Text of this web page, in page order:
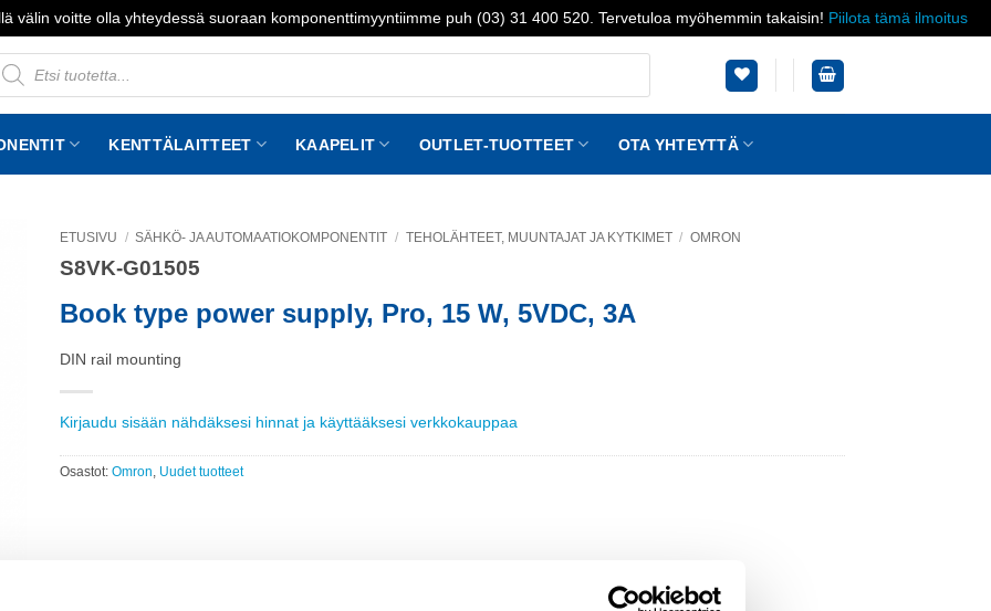
välin voitte olla yhteydessä suoraan komponenttimyyntiimme puh (03) 31 400 520. Tervetuloa myöhemmin takaisin! Piilota tämä ilmoitus
KENTTÄLAITTEET KAAPELIT OUTLET-TUOTTEET OTA YHTEYTTÄ
ETUSIVU / SÄHKÖ- JA AUTOMAATIOKOMPONENTIT / TEHOLÄHTEET, MUUNTAJAT JA KYTKIMET / OMRON
S8VK-G01505
Book type power supply, Pro, 15 W, 5VDC, 3A
DIN rail mounting
Kirjaudu sisään nähdäksesi hinnat ja käyttääksesi verkkokauppaa
Osastot: Omron Uudet tuotteet